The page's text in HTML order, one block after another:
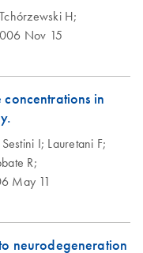
Tchórzewski H;
Nov 15
in
Sestini I; Lauretani F;
R;
May 11
neurodegeneration